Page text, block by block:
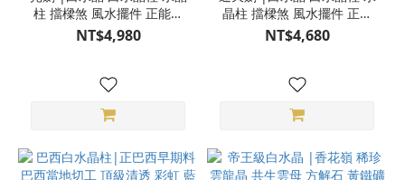
柱 擋樑煞 風水擺件 正能量
淨化空間 天然水晶柱 附底座
3BP26-06
NT$4,980
晶柱 擋樑煞 風水擺件 正能
量 淨化空間 天然水晶柱 附
底座 3BP26-09
NT$4,680